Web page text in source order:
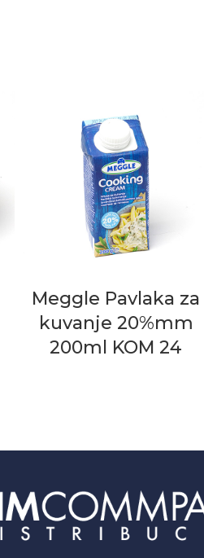
Meggle Pavlaka za
kuvanje 20%mm
200ml KOM 24